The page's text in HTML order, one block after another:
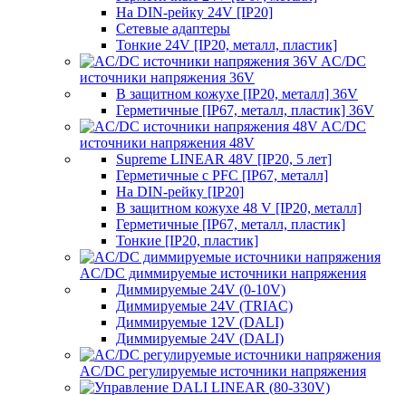
На DIN-рейку 24V [IP20]
Сетевые адаптеры
Тонкие 24V [IP20, металл, пластик]
AC/DC
источники напряжения 36V
В защитном кожухе [IP20, металл] 36V
Герметичные [IP67, металл, пластик] 36V
AC/DC
источники напряжения 48V
Supreme LINEAR 48V [IP20, 5 лет]
Герметичные с PFC [IP67, металл]
На DIN-рейку [IP20]
В защитном кожухе 48 V [IP20, металл]
Герметичные [IP67, металл, пластик]
Тонкие [IP20, пластик]
AC/DC диммируемые источники напряжения
Диммируемые 24V (0-10V)
Диммируемые 24V (TRIAC)
Диммируемые 12V (DALI)
Диммируемые 24V (DALI)
AC/DC регулируемые источники напряжения